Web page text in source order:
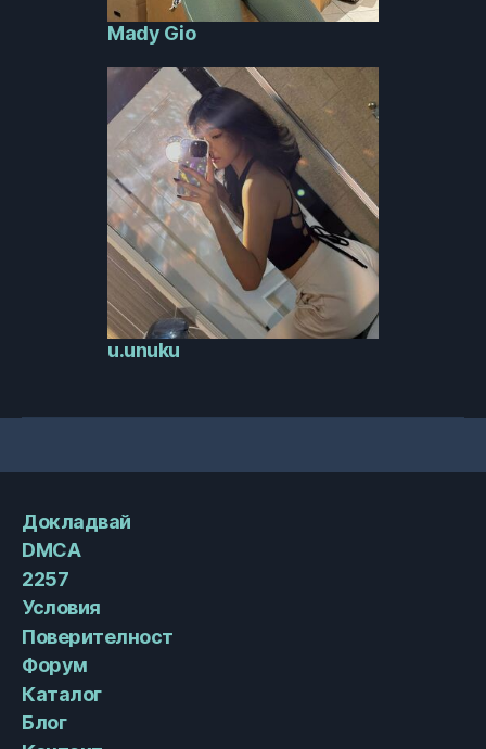
Mady Gio
u.unuku
Докладвай
DMCA
2257
Условия
Поверителност
Форум
Каталог
Блог